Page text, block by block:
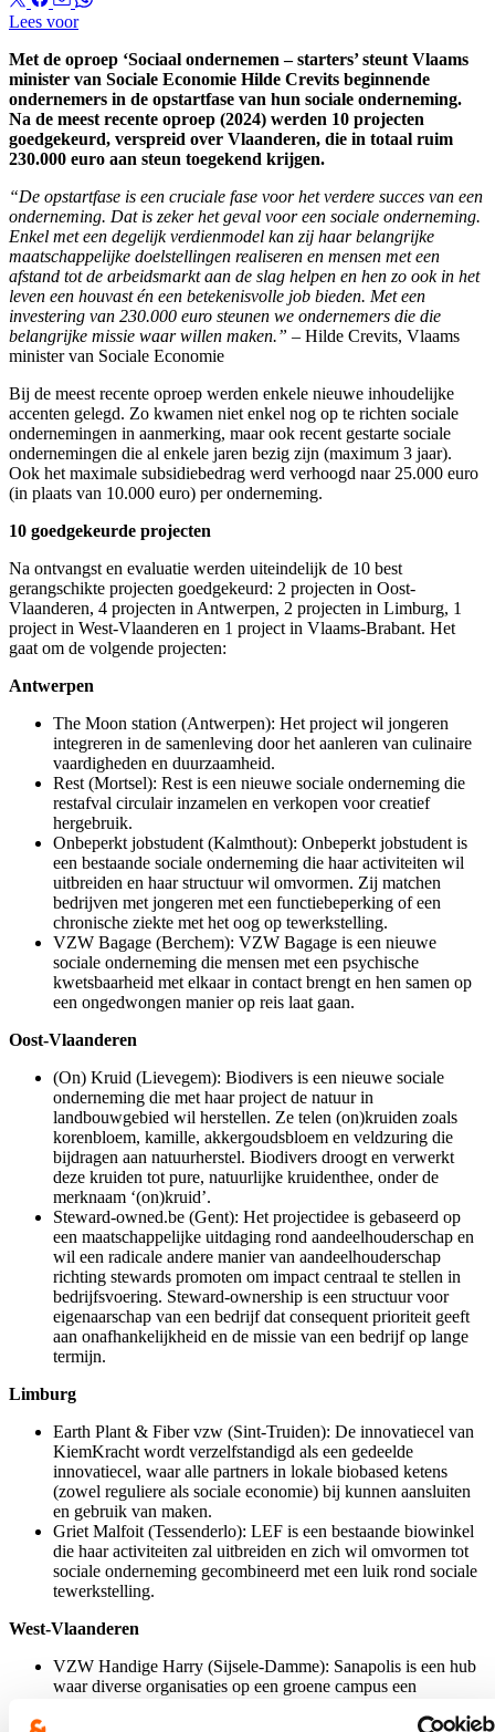
Lees voor
Met de oproep ‘Sociaal ondernemen – starters’ steunt Vlaams
minister van Sociale Economie Hilde Crevits beginnende
ondernemers in de opstartfase van hun sociale onderneming.
Na de meest recente oproep (2024) werden 10 projecten
goedgekeurd, verspreid over Vlaanderen, die in totaal ruim
230.000 euro aan steun toegekend krijgen.
“De opstartfase is een cruciale fase voor het verdere succes van een
onderneming. Dat is zeker het geval voor een sociale onderneming.
Enkel met een degelijk verdienmodel kan zij haar belangrijke
maatschappelijke doelstellingen realiseren en mensen met een
afstand tot de arbeidsmarkt aan de slag helpen en hen zo ook in het
leven een houvast én een betekenisvolle job bieden. Met een
investering van 230.000 euro steunen we ondernemers die die
belangrijke missie waar willen maken.” – Hilde Crevits, Vlaams
minister van Sociale Economie
Bij de meest recente oproep werden enkele nieuwe inhoudelijke
accenten gelegd. Zo kwamen niet enkel nog op te richten sociale
ondernemingen in aanmerking, maar ook recent gestarte sociale
ondernemingen die al enkele jaren bezig zijn (maximum 3 jaar).
Ook het maximale subsidiebedrag werd verhoogd naar 25.000 euro
(in plaats van 10.000 euro) per onderneming.
10 goedgekeurde projecten
Na ontvangst en evaluatie werden uiteindelijk de 10 best
gerangschikte projecten goedgekeurd: 2 projecten in Oost-
Vlaanderen, 4 projecten in Antwerpen, 2 projecten in Limburg, 1
project in West-Vlaanderen en 1 project in Vlaams-Brabant. Het
gaat om de volgende projecten:
Antwerpen
The Moon station (Antwerpen): Het project wil jongeren
integreren in de samenleving door het aanleren van culinaire
vaardigheden en duurzaamheid.
Rest (Mortsel): Rest is een nieuwe sociale onderneming die
restafval circulair inzamelen en verkopen voor creatief
hergebruik.
Onbeperkt jobstudent (Kalmthout): Onbeperkt jobstudent is
een bestaande sociale onderneming die haar activiteiten wil
uitbreiden en haar structuur wil omvormen. Zij matchen
bedrijven met jongeren met een functiebeperking of een
chronische ziekte met het oog op tewerkstelling.
VZW Bagage (Berchem): VZW Bagage is een nieuwe
sociale onderneming die mensen met een psychische
kwetsbaarheid met elkaar in contact brengt en hen samen op
een ongedwongen manier op reis laat gaan.
Oost-Vlaanderen
(On) Kruid (Lievegem): Biodivers is een nieuwe sociale
onderneming die met haar project de natuur in
landbouwgebied wil herstellen. Ze telen (on)kruiden zoals
korenbloem, kamille, akkergoudsbloem en veldzuring die
bijdragen aan natuurherstel. Biodivers droogt en verwerkt
deze kruiden tot pure, natuurlijke kruidenthee, onder de
merknaam ‘(on)kruid’.
Steward-owned.be (Gent): Het projectidee is gebaseerd op
een maatschappelijke uitdaging rond aandeelhouderschap en
wil een radicale andere manier van aandeelhouderschap
richting stewards promoten om impact centraal te stellen in
bedrijfsvoering. Steward-ownership is een structuur voor
eigenaarschap van een bedrijf dat consequent prioriteit geeft
aan onafhankelijkheid en de missie van een bedrijf op lange
termijn.
Limburg
Earth Plant & Fiber vzw (Sint-Truiden): De innovatiecel van
KiemKracht wordt verzelfstandigd als een gedeelde
innovatiecel, waar alle partners in lokale biobased ketens
(zowel reguliere als sociale economie) bij kunnen aansluiten
en gebruik van maken.
Griet Malfoit (Tessenderlo): LEF is een bestaande biowinkel
die haar activiteiten zal uitbreiden en zich wil omvormen tot
sociale onderneming gecombineerd met een luik rond sociale
tewerkstelling.
West-Vlaanderen
VZW Handige Harry (Sijsele-Damme): Sanapolis is een hub
waar diverse organisaties op een groene campus een
en well-being aanbieden. Vanuit deze hub wordt de nieuwe